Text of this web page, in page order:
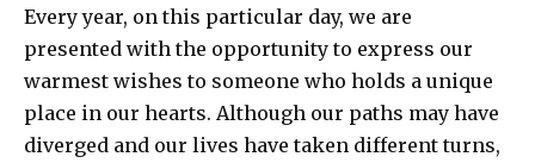
Every year, on this particular day, we are
presented with the opportunity to express our
warmest wishes to someone who holds a unique
place in our hearts. Although our paths may have
diverged and our lives have taken different turns,